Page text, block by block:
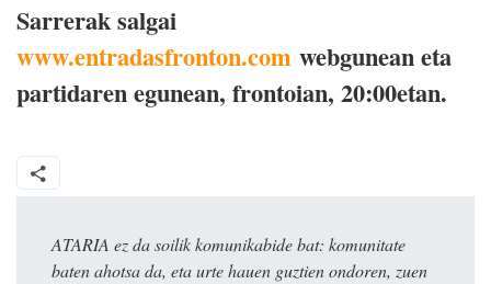
Sarrerak salgai
www.entradasfronton.com webgunean eta
partidaren egunean, frontoian, 20:00etan.
ATARIA ez da soilik komunikabide bat: komunitate
baten ahotsa da, eta urte hauen guztien ondoren, zuen